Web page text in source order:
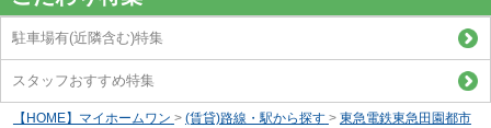
駐車場有(近隣含む)特集
スタッフおすすめ特集
【HOME】マイホームワン > (賃貸)路線・駅から探す > 東急電鉄東急田園都市